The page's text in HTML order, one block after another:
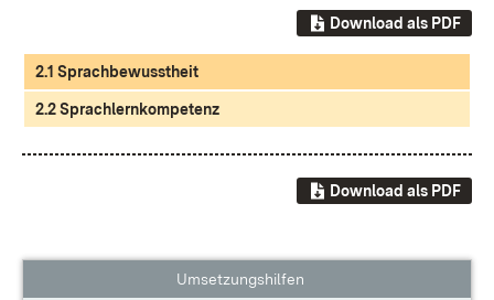
Download als PDF
2.1 Sprachbewusstheit
2.2 Sprachlernkompetenz
Download als PDF
Umsetzungshilfen